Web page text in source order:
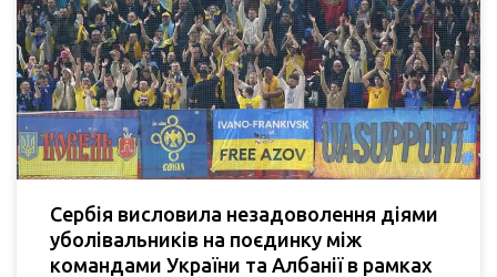
Сербія висловила незадоволення діями
уболівальників на поєдинку між
командами України та Албанії в рамках